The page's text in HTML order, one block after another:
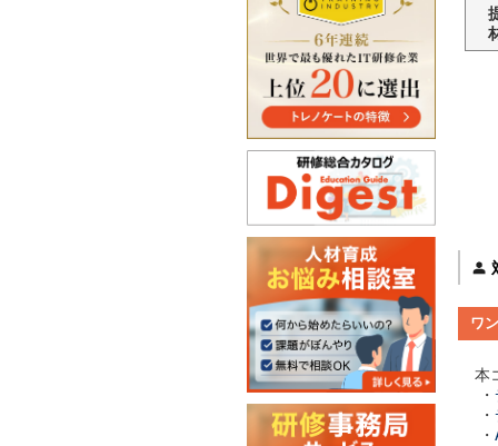
ワ
本
・
・
・